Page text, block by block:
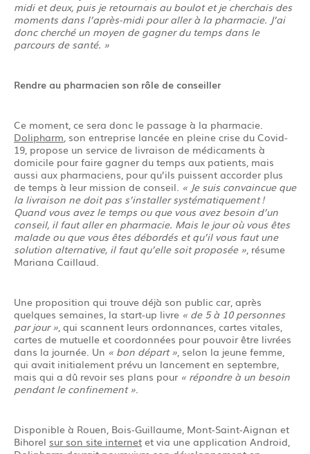
midi et deux, puis je retournais au boulot et je cherchais des
moments dans l’après-midi pour aller à la pharmacie. J’ai
donc cherché un moyen de gagner du temps dans le
parcours de santé. »
Rendre au pharmacien son rôle de conseiller
Ce moment, ce sera donc le passage à la pharmacie.
Dolipharm, son entreprise lancée en pleine crise du Covid-
19, propose un service de livraison de médicaments à
domicile pour faire gagner du temps aux patients, mais
aussi aux pharmaciens, pour qu’ils puissent accorder plus
de temps à leur mission de conseil. « Je suis convaincue que
la livraison ne doit pas s’installer systématiquement !
Quand vous avez le temps ou que vous avez besoin d’un
conseil, il faut aller en pharmacie. Mais le jour où vous êtes
malade ou que vous êtes débordés et qu’il vous faut une
solution alternative, il faut qu’elle soit proposée », résume
Mariana Caillaud.
Une proposition qui trouve déjà son public car, après
quelques semaines, la start-up livre « de 5 à 10 personnes
par jour », qui scannent leurs ordonnances, cartes vitales,
cartes de mutuelle et coordonnées pour pouvoir être livrées
dans la journée. Un « bon départ », selon la jeune femme,
qui avait initialement prévu un lancement en septembre,
mais qui a dû revoir ses plans pour « répondre à un besoin
pendant le confinement ».
Disponible à Rouen, Bois-Guillaume, Mont-Saint-Aignan et
Bihorel sur son site internet et via une application Android,